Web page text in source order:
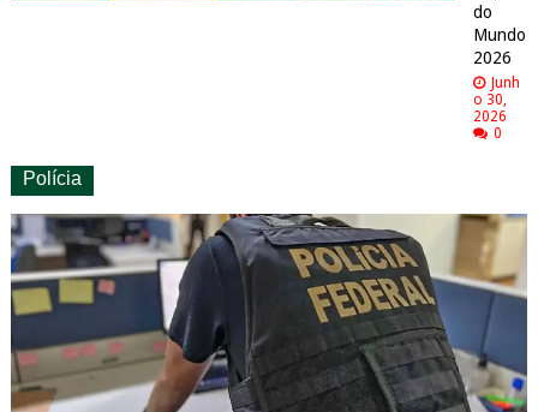
do
Mundo
2026
Junh
o 30,
2026
0
Polícia